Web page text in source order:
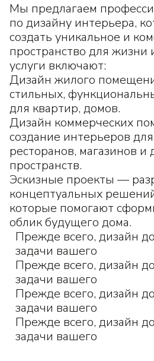
Мы предлагаем
по дизайну интерьера,
создать уникальное и
пространство для жизни
услуги включают:
Дизайн жилого
стильных,
для квартир, домов.
Дизайн коммерческих
создание интерьеров
ресторанов, магазинов и
пространств.
Эскизные проекты —
концептуальных
которые помогают
облик будущего дома.
Прежде всего, дизайн
задачи вашего
Прежде всего, дизайн
задачи вашего
Прежде всего, дизайн
задачи вашего
Прежде всего, дизайн
задачи вашего